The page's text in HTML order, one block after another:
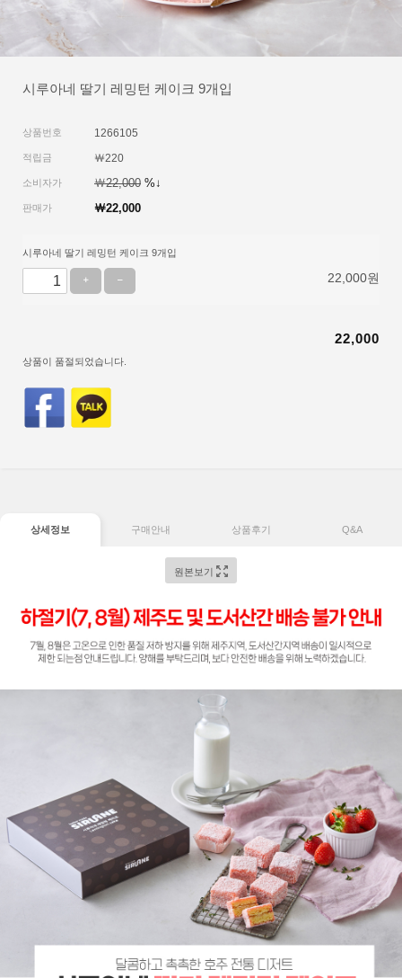
시루아네 딸기 레밍턴 케이크 9개입
상품번호 1266105
적립금 ￦220
소비자가 ￦22,000 %↓
판매가 ￦22,000
시루아네 딸기 레밍턴 케이크 9개입
22,000원
22,000
상품이 품절되었습니다.
상세정보 구매안내 상품후기 Q&A
원본보기